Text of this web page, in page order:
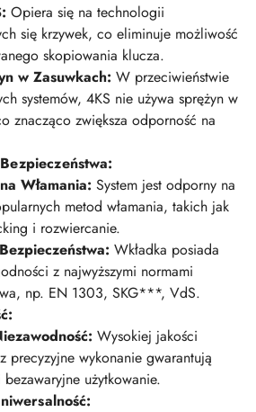
Opiera się na technologii
się krzywek, co eliminuje możliwość
skopiowania klucza.
w Zasuwkach: W przeciwieństwie
systemów, 4KS nie używa sprężyn w
znacząco zwiększa odporność na
Włamania: System jest odporny na
metod włamania, takich jak
i rozwiercanie.
Wkładka posiada
z najwyższymi normami
np. EN 1303, SKG***, VdS.
Wysokiej jakości
precyzyjne wykonanie gwarantują
bezawaryjne użytkowanie.